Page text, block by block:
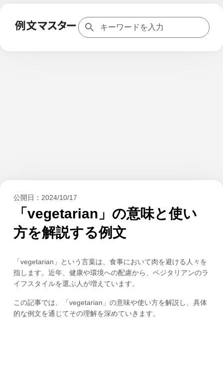
公開日： 2024/10/17
「vegetarian」の意味と使い
方を解説する例文
「vegetarian」という言葉は、食事において肉を避ける人々を
指します。近年、健康や環境への配慮から、ベジタリアンのラ
イフスタイルを選ぶ人が増えています。
この記事では、「vegetarian」の意味や使い方を解説し、具体
的な例文を通じてその理解を深めていきます。